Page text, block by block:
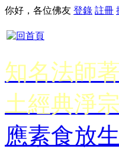
你好，各位佛友 登錄 註冊
知名法師
土經典淨
應素食放生